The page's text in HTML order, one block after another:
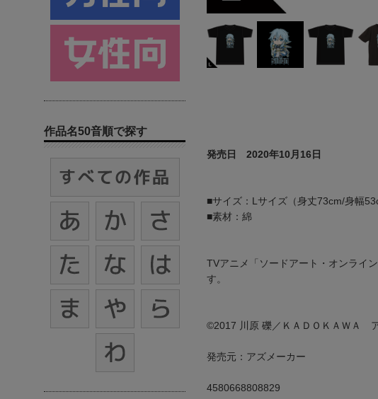
発売日 2020年10月16日
■サイズ：Lサイズ（身丈73cm/身幅
■素材：綿
TVアニメ「ソードアート・オンライ
す。
©2017 川原 礫／ＫＡＤＯＫＡＷＡ
発売元：アズメーカー
4580668808829
作品名50音順で探す